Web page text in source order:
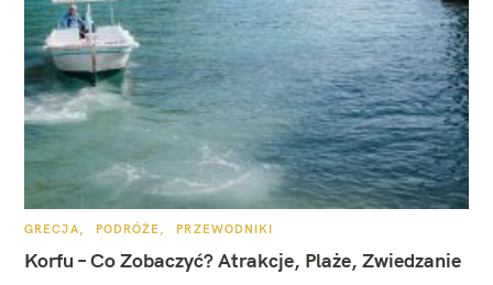
K
T
E
GRECJA PODRÓŻE PRZEWODNIKI
Korfu – Co Zobaczyć? Atrakcje, Plaże, Zwiedzanie